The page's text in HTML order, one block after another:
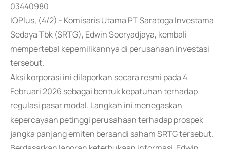
03440980
IQPlus, (4/2) - Komisaris Utama PT Saratoga Investama
Sedaya Tbk (SRTG), Edwin Soeryadjaya, kembali
mempertebal kepemilikannya di perusahaan investasi
tersebut.
Aksi korporasi ini dilaporkan secara resmi pada 4
Februari 2026 sebagai bentuk kepatuhan terhadap
regulasi pasar modal. Langkah ini menegaskan
kepercayaan petinggi perusahaan terhadap prospek
jangka panjang emiten bersandi saham SRTG tersebut.